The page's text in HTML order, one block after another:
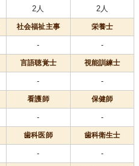
2人 2人
社会福祉主事 栄養士
- -
言語聴覚士 視能訓練士
- -
看護師 保健師
- -
歯科医師 歯科衛生士
- -